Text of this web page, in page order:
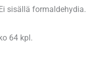
sisällä formaldehydia.
64 kpl.